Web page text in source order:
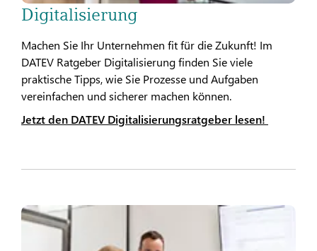
Digitalisierung
Machen Sie Ihr Unternehmen fit für die Zukunft! Im
DATEV Ratgeber Digitalisierung finden Sie viele
praktische Tipps, wie Sie Prozesse und Aufgaben
vereinfachen und sicherer machen können.
Jetzt den DATEV Digitalisierungsratgeber lesen!